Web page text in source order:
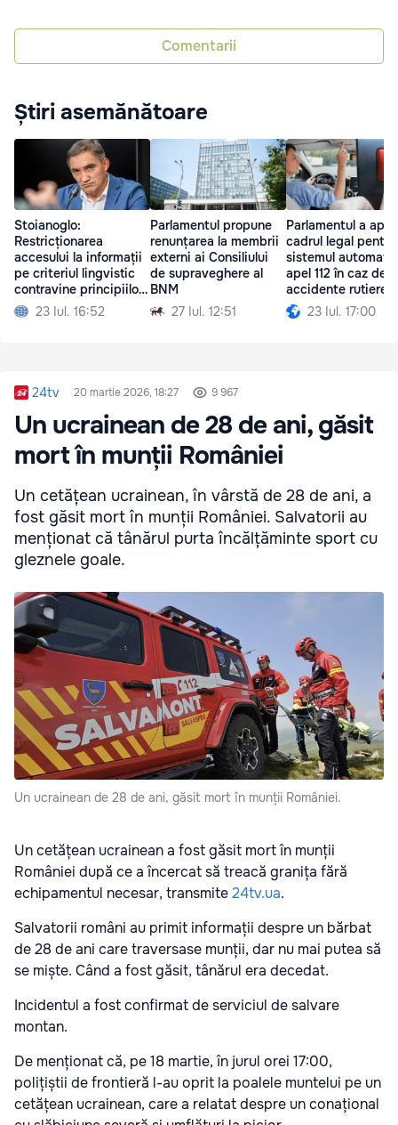
Comentarii
Știri asemănătoare
Stoianoglo:
Restricționarea
accesului la informații
pe criteriul lingvistic
contravine principiilor
europene
23 Iul. 16:52
Parlamentul propune
renunțarea la membrii
externi ai Consiliului
de supraveghere al
BNM
27 Iul. 12:51
Parlamentul a
cadrul legal pentru
sistemul automat
apel 112 în caz de
accidente rutiere
23 Iul. 17:00
24tv 20 martie 2026, 18:27 9 967
Un ucrainean de 28 de ani, găsit
mort în munții României
Un cetățean ucrainean, în vârstă de 28 de ani, a
fost găsit mort în munții României. Salvatorii au
menționat că tânărul purta încălțăminte sport cu
gleznele goale.
Un ucrainean de 28 de ani, găsit mort în munții României.
Un cetățean ucrainean a fost găsit mort în munții
României după ce a încercat să treacă granița fără
echipamentul necesar, transmite24tv.ua.
Salvatorii români au primit informații despre un bărbat
de 28 de ani care traversase munții, dar nu mai putea să
se miște. Când a fost găsit, tânărul era decedat.
Incidentul a fost confirmat de serviciul de salvare
montan.
De menționat că, pe 18 martie, în jurul orei 17:00,
polițiștii de frontieră l-au oprit la poalele muntelui pe un
cetățean ucrainean, care a relatat despre un conațional